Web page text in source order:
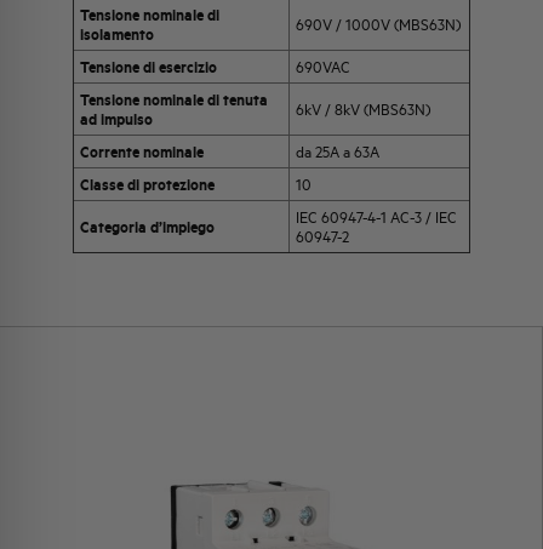
Tensione nominale di
isolamento
690V / 1000V (MBS63N)
Tensione di esercizio
690VAC
Tensione nominale di tenuta
ad impulso
6kV / 8kV (MBS63N)
Corrente nominale
da 25A a 63A
Classe di protezione
10
Categoria d’impiego
IEC 60947-4-1 AC-3 / IEC
60947-2